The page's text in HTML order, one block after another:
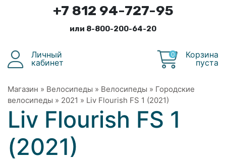
+7 812 94-727-95
или 8-800-200-64-20
Личный
кабинет
0
Корзина
пуста
Магазин » Велосипеды » Велосипеды » Городские
велосипеды » 2021 » Liv Flourish FS 1 (2021)
Liv Flourish FS 1
(2021)